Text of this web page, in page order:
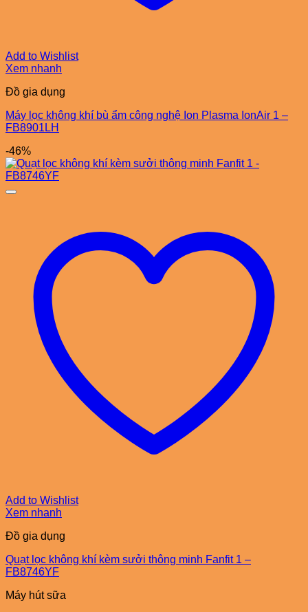
Add to Wishlist
Xem nhanh
Đồ gia dụng
Máy lọc không khí bù ẩm công nghệ Ion Plasma IonAir 1 –
FB8901LH
-46%
Add to Wishlist
Xem nhanh
Đồ gia dụng
Quạt lọc không khí kèm sưởi thông minh Fanfit 1 –
FB8746YF
Máy hút sữa